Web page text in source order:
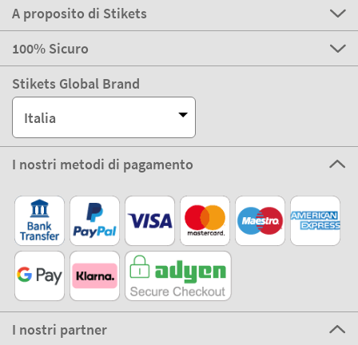
A proposito di Stikets
100% Sicuro
Stikets Global Brand
Italia
I nostri metodi di pagamento
I nostri partner